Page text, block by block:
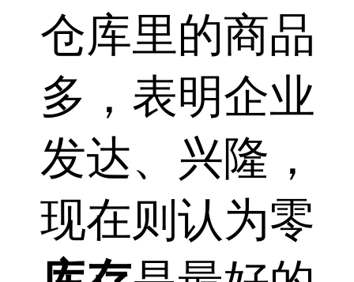
仓库里的商品
多，表明企业
发达、兴隆，
现在则认为零